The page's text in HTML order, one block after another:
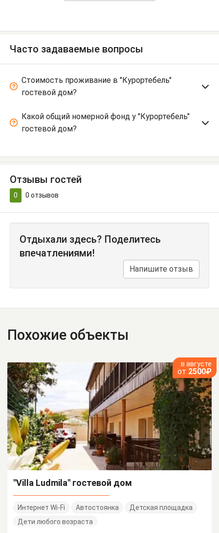
Часто задаваемые вопросы
Стоимость проживание в "Курортебель"
гостевой дом?
Какой общий номерной фонд у "Курортебель"
гостевой дом?
Отзывы гостей
0 0 отзывов
Отдыхали здесь? Поделитесь
впечатлениями!
Напишите отзыв
Похожие объекты
в августе
от 2500₽
"Villa Ludmila" гостевой дом
Интернет Wi-Fi Автостоянка
Детская площадка
Дети любого возраста